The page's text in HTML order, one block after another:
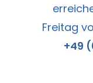
Freitag
+49